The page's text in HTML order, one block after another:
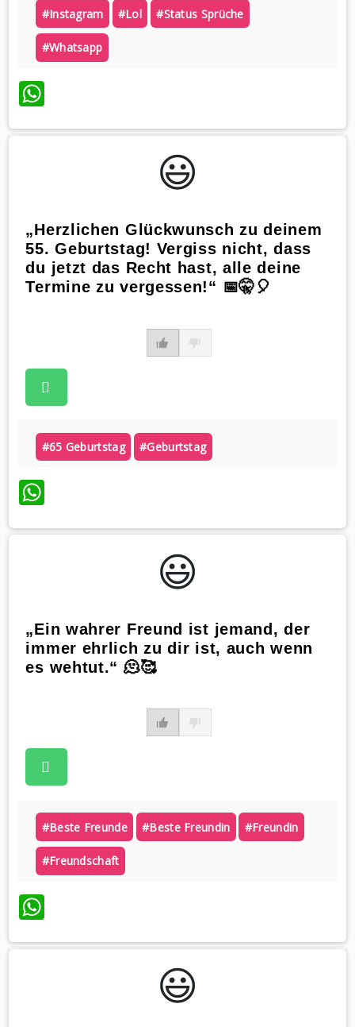
#instagram #lol #status Sprüche
#whatsapp
WhatsApp
😃️
„Herzlichen Glückwunsch zu deinem
55. Geburtstag! Vergiss nicht, dass
du jetzt das Recht hast, alle deine
Termine zu vergessen!“ 📅🤫🎈
#65 Geburtstag #geburtstag
WhatsApp
😃️
„Ein wahrer Freund ist jemand, der
immer ehrlich zu dir ist, auch wenn
es wehtut.“ 🫠🥰
#beste Freunde #beste Freundin #freundin
#freundschaft
WhatsApp
😃️